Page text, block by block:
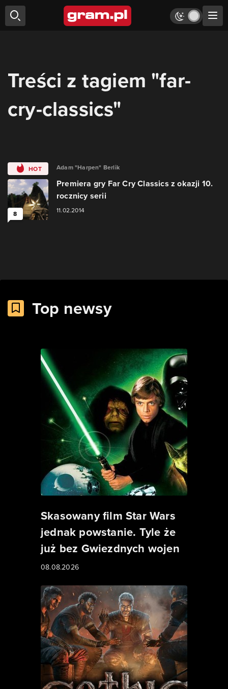
Treści z tagiem "far-
cry-classics"
HOT
8
Adam "Harpen" Berlik
Premiera gry Far Cry Classics z okazji 10.
rocznicy serii
11.02.2014
Top newsy
Skasowany film Star Wars
jednak powstanie. Tyle że
już bez Gwiezdnych wojen
08.08.2026